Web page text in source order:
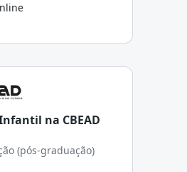
na CBEAD
(pós-graduação)